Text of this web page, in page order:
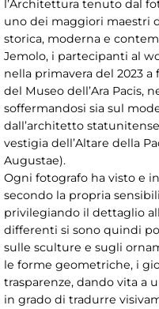
l’Architettura tenuto dal
uno dei maggiori maestri
storica, moderna e
Jemolo, i partecipanti al
nella primavera del 2023 a
del Museo dell’Ara Pacis,
soffermandosi sia sul
dall’architetto
vestigia dell’Altare della
Augustae).
Ogni fotografo ha visto e
secondo la propria
privilegiando il dettaglio
differenti si sono quindi
sulle sculture e sugli
le forme geometriche, i
trasparenze, dando vita a
in grado di tradurre